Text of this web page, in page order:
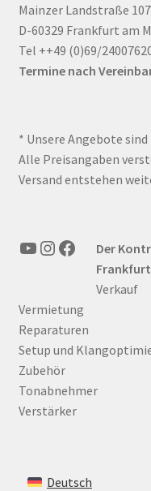
Mainzer Landstraße 107
D-60329 Frankfurt am
Tel ++49 (0)69/
Termine nach
* Unsere Angebote
Alle Preisangaben
Versand entstehen
YouTube
Instagram
Facebook
Der
Verkauf
Vermietung
Reparaturen
Setup und
Zubehör
Tonabnehmer
Verstärker
Deutsch